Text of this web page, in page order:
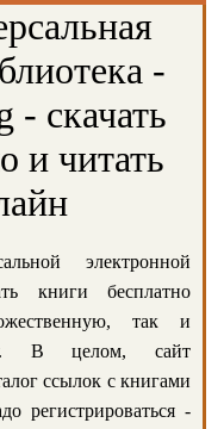
-
- скачать
и читать
электронной
книги бесплатно
так и
В целом, сайт
ссылок с книгами
регистрироваться -